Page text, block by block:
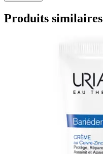
Produits similaires